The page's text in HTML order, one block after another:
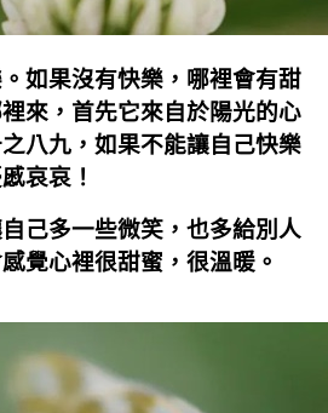
如果沒有快樂，哪裡會有甜
來，首先它來自於陽光的心
八九，如果不能讓自己快樂
哀哀！
己多一些微笑，也多給別人
覺心裡很甜蜜，很溫暖。